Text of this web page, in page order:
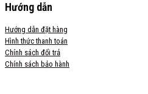
Hướng dẫn
Hướng dẫn đặt hàng
Hình thức thanh toán
Chính sách đổi trả
Chính sách bảo hành